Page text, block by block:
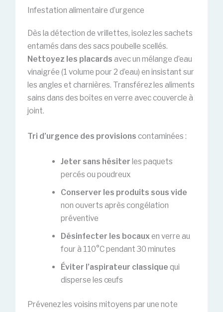
Infestation alimentaire d’urgence
Dès la détection de vrillettes, isolez les sachets
entamés dans des sacs poubelle scellés.
Nettoyez les placards avec un mélange d’eau
vinaigrée (1 volume pour 2 d’eau) en insistant sur
les angles et charnières. Transférez les aliments
sains dans des boîtes en verre avec couvercle à
joint.
Tri d’urgence des provisions contaminées :
Jeter sans hésiter les paquets
percés ou poudreux
Conserver les produits sous vide
non ouverts après congélation
préventive
Désinfecter les bocaux en verre au
four à 110°C pendant 30 minutes
Éviter l’aspirateur classique qui
disperse les œufs
Prévenez les voisins mitoyens par une note